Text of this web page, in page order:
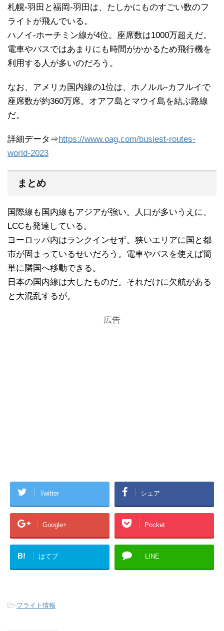
札幌-羽田と福岡-羽田は、たしかにものすごい数のフ
ライトが飛んでいる。
ハノイ-ホーチミン線が4位。座席数は1000万超えだ。
電車やバスではあまりにも時間がかかるため飛行機を
利用する人が多いのだろう。
なお、アメリカ国内線の1位は、ホノルル-カフルイで
座席数が約360万席。オアフ島とマウイ島を結ぶ路線
だ。
詳細データ⇒https://www.oag.com/busiest-routes-
world-2023
まとめ
国際線も国内線もアジアが強い。人口が多いうえに、
LCCも発達している。
ヨーロッパ内はランクインせず。狭いエリアに国と都
市が固まっているせいだろう。電車やバスを使えば簡
単に隣国へ移動できる。
日本の国内線は大したものだ。それだけに欠航がある
と大混乱するが。
広告
Twitter シェア
Google+ Pocket
B! はてブ LINE
-フライト情報